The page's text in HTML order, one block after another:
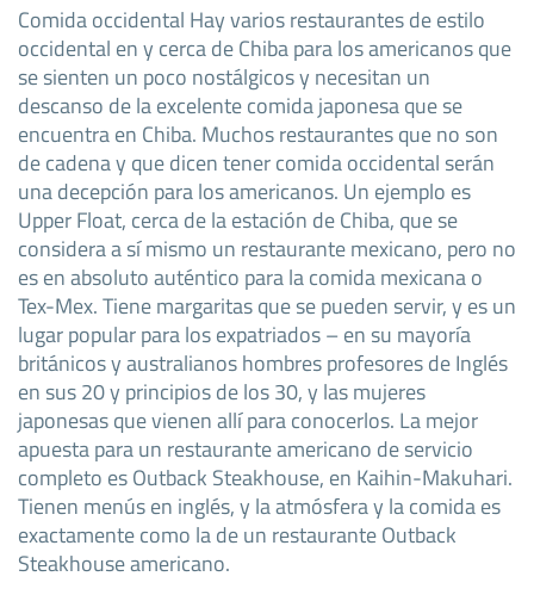
Comida occidental Hay varios restaurantes de estilo
occidental en y cerca de Chiba para los americanos que
se sienten un poco nostálgicos y necesitan un
descanso de la excelente comida japonesa que se
encuentra en Chiba. Muchos restaurantes que no son
de cadena y que dicen tener comida occidental serán
una decepción para los americanos. Un ejemplo es
Upper Float, cerca de la estación de Chiba, que se
considera a sí mismo un restaurante mexicano, pero no
es en absoluto auténtico para la comida mexicana o
Tex-Mex. Tiene margaritas que se pueden servir, y es un
lugar popular para los expatriados – en su mayoría
británicos y australianos hombres profesores de Inglés
en sus 20 y principios de los 30, y las mujeres
japonesas que vienen allí para conocerlos. La mejor
apuesta para un restaurante americano de servicio
completo es Outback Steakhouse, en Kaihin-Makuhari.
Tienen menús en inglés, y la atmósfera y la comida es
exactamente como la de un restaurante Outback
Steakhouse americano.